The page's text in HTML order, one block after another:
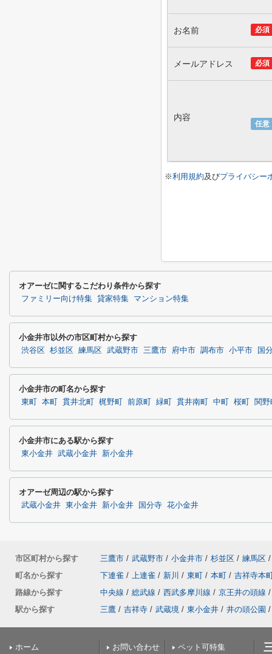
必須
お名前
必須
メールアドレス
任意
内容
※利用規約及びプライバシー
オアーゼに関するこだわり条件から探す
ファミリー向け特集 貸家特集 マンション特集
小金井市以外の市区町村から探す
渋谷区 杉並区 練馬区 武蔵野市 三鷹市 府中市 調布市 小平市 国
小金井市の町名から探す
東町 本町 貫井北町 梶野町 前原町 緑町 貫井南町 中町 桜町 関野
小金井市にある駅から探す
東小金井 武蔵小金井 新小金井
オアーゼ周辺の駅から探す
武蔵小金井 東小金井 新小金井 国分寺 花小金井
市区町村から探す 三鷹市 / 武蔵野市 / 小金井市 / 杉並区 / 練馬区 /
町名から探す
下連雀 / 上連雀 / 新川 / 東町 / 本町 / 吉祥寺本
路線から探す
中央線 / 総武線 / 西武多摩川線 / 京王井の頭線 /
駅から探す
三鷹 / 吉祥寺 / 武蔵境 / 東小金井 / 井の頭公園 /
ホーム
お問い合わせ
ペット可特集